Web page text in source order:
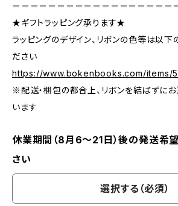
＝＝＝＝＝＝＝＝＝＝＝＝＝＝＝＝＝＝
★ギフトラッピング承ります★
ラッピングのデザイン、リボンの色等は以下
ださい
https://www.bokenbooks.com/items/
※配送・梱包の都合上、リボンを結ばずに
います
休業期間（8月6〜21日）後の発送希
さい
選択する（必須）